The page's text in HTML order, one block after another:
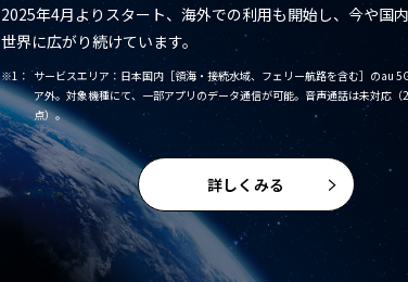
2025年4月よりスタート、海外での利用も開始し、今や国
世界に広がり続けています。
※1： サービスエリア：日本国内［領海・接続水域、フェリー航路を含む］のau
ア外。対象機種にて、一部アプリのデータ通信が可能。音声通話は未対応
点）。
詳しくみる